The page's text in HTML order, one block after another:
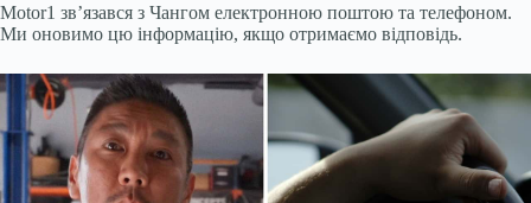
Motor1 зв’язався з Чангом електронною поштою та телефоном.
Ми оновимо цю інформацію, якщо отримаємо відповідь.